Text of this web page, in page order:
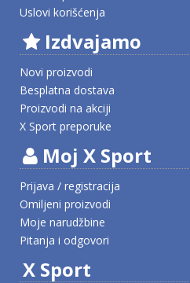
Uslovi korišćenja
Izdvajamo
Novi proizvodi
Besplatna dostava
Proizvodi na akciji
X Sport preporuke
Moj X Sport
Prijava / registracija
Omiljeni proizvodi
Moje narudžbine
Pitanja i odgovori
X Sport